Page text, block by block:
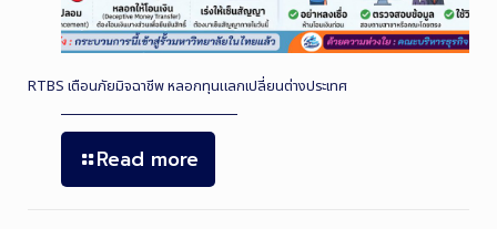
RTBS เตือนภัยมิจฉาชีพ หลอกทุนแลกเปลี่ยนต่างประเทศ
Read more